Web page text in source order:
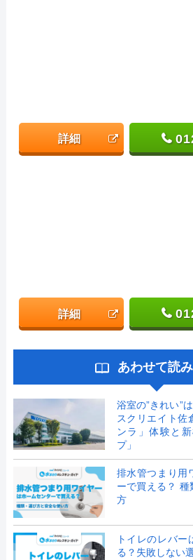
詳細
詳細
あわせて読
浴室の”きれい”
スクリエイト佐
ンラ」体験と
プ」
排水管つまり用
ーで買える？
方
トイレのレバー
る？失敗しない